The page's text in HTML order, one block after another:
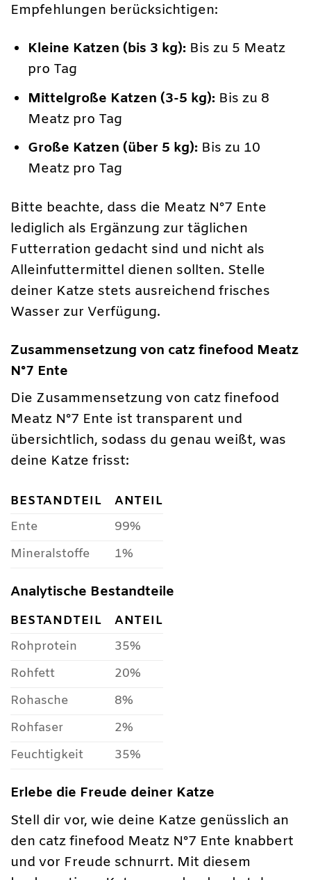
Empfehlungen berücksichtigen:
Kleine Katzen (bis 3 kg): Bis zu 5 Meatz
pro Tag
Mittelgroße Katzen (3-5 kg): Bis zu 8
Meatz pro Tag
Große Katzen (über 5 kg): Bis zu 10
Meatz pro Tag
Bitte beachte, dass die Meatz N°7 Ente
lediglich als Ergänzung zur täglichen
Futterration gedacht sind und nicht als
Alleinfuttermittel dienen sollten. Stelle
deiner Katze stets ausreichend frisches
Wasser zur Verfügung.
Zusammensetzung von catz finefood Meatz
N°7 Ente
Die Zusammensetzung von catz finefood
Meatz N°7 Ente ist transparent und
übersichtlich, sodass du genau weißt, was
deine Katze frisst:
BESTANDTEIL
ANTEIL
Ente
99%
Mineralstoffe
1%
Analytische Bestandteile
BESTANDTEIL
ANTEIL
Rohprotein
35%
Rohfett
20%
Rohasche
8%
Rohfaser
2%
Feuchtigkeit
35%
Erlebe die Freude deiner Katze
Stell dir vor, wie deine Katze genüsslich an
den catz finefood Meatz N°7 Ente knabbert
und vor Freude schnurrt. Mit diesem